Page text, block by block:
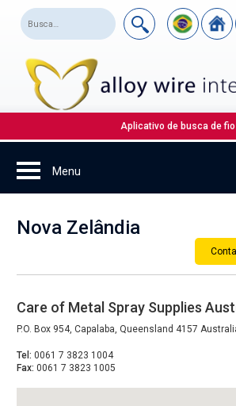
Aplicativo de busca de fio
Nova Zelândia
Care of Metal Spray Supplies
P.O. Box 954, Capalaba, Queensland 4157
Tel: 0061 7 3823 1004
Fax: 0061 7 3823 1005